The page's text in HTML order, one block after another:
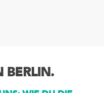
BERLIN.